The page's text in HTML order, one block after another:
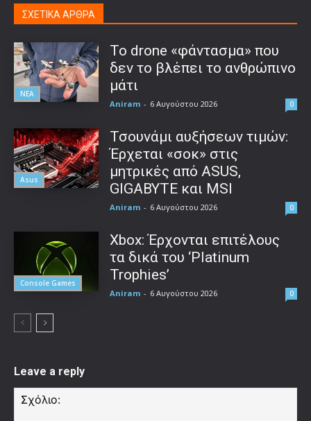
ΣΧΕΤΙΚΑ ΑΡΘΡΑ
ΝΕΑ
Το drone «φάντασμα» που
δεν το βλέπει το ανθρώπινο
μάτι
Aniram - 6 Αυγούστου 2026 0
Asus
Τσουνάμι αυξήσεων τιμών:
Έρχεται «σοκ» στις
μητρικές από ASUS,
GIGABYTE και MSI
Aniram - 6 Αυγούστου 2026 0
Console Games
Xbox: Έρχονται επιτέλους
τα δικά του ‘Platinum
Trophies’
Aniram - 6 Αυγούστου 2026 0
Leave a reply